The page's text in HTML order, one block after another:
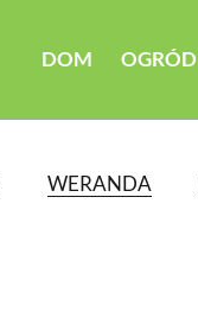
DOM OGRÓD
WERANDA